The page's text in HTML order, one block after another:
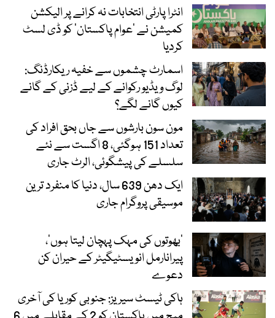
انٹرا پارٹی انتخابات نہ کرانے پر الیکشن
کمیشن نے ’عوام پاکستان‘ کو ڈی لسٹ
کردیا
اسمارٹ چشموں سے خفیہ ریکارڈنگ:
لوگ ویڈیو رکوانے کے لیے ڈزنی کے گانے
کیوں گانے لگے؟
مون سون بارشوں سے جاں بحق افراد کی
تعداد 151 ہوگئی، 8 اگست سے نئے
سلسلے کی پیشگوئی، الرٹ جاری
ایک دھن 639 سال، دنیا کا منفرد ترین
موسیقی پروگرام جاری
‘بھوتوں کی مہک پہچان لیتا ہوں’،
پیرانارمل انویسٹیگیٹر کے حیران کن
دعوے
ہاکی ٹیسٹ سیریز: جنوبی کوریا کی آخری